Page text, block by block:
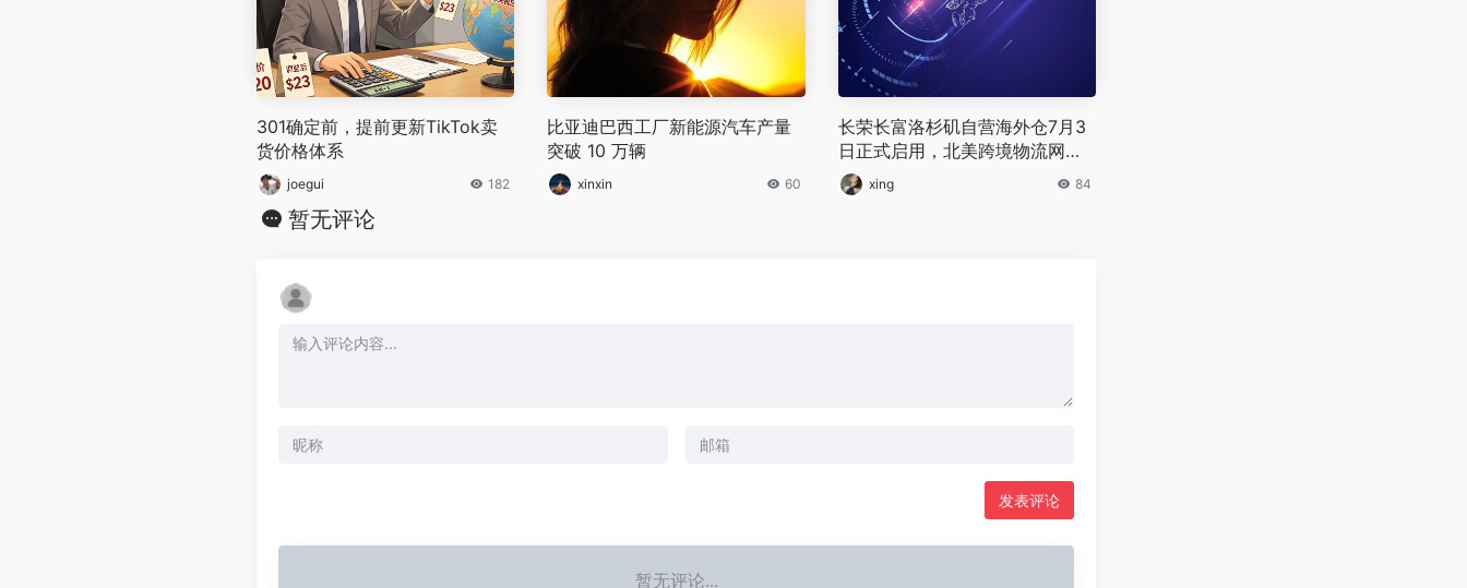
301确定前，提前更新TikTok卖
货价格体系
joegui 182
比亚迪巴西工厂新能源汽车产量
突破 10 万辆
xinxin 60
长荣长富洛杉矶自营海外仓7月3
日正式启用，北美跨境物流网络
再升级xing 84
暂无评论
发表评论
暂无评论...